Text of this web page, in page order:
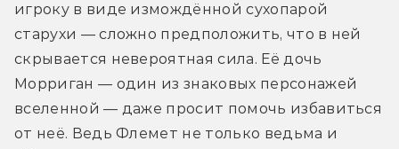
игроку в виде измождённой сухопарой
старухи — сложно предположить, что в ней
скрывается невероятная сила. Её дочь
Морриган — один из знаковых персонажей
вселенной — даже просит помочь избавиться
от неё. Ведь Флемет не только ведьма и